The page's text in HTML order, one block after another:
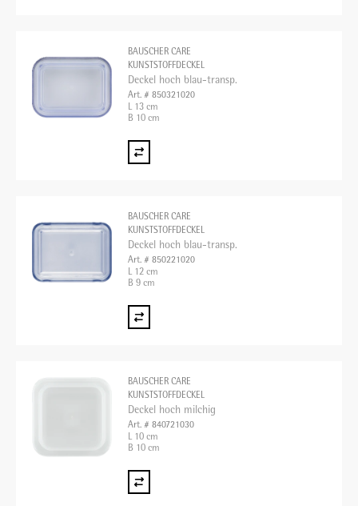
BAUSCHER CARE
KUNSTSTOFFDECKEL
Deckel hoch blau-transp.
Art. # 850321020
L 13 cm
B 10 cm
BAUSCHER CARE
KUNSTSTOFFDECKEL
Deckel hoch blau-transp.
Art. # 850221020
L 12 cm
B 9 cm
BAUSCHER CARE
KUNSTSTOFFDECKEL
Deckel hoch milchig
Art. # 840721030
L 10 cm
B 10 cm